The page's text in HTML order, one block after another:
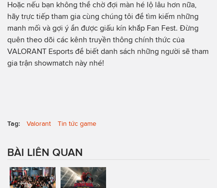
Hoặc nếu bạn không thể chờ đợi màn hé lộ lâu hơn nữa,
hãy trực tiếp tham gia cùng chúng tôi để tìm kiếm những
manh mối và gợi ý ẩn được giấu kín khắp Fan Fest. Đừng
quên theo dõi các kênh truyền thông chính thức của
VALORANT Esports để biết danh sách những người sẽ tham
gia trận showmatch này nhé!
Tag: Valorant Tin tức game
BÀI LIÊN QUAN